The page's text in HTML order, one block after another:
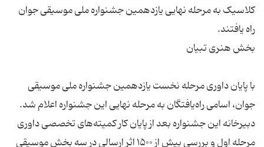
کلاسیک به مرحله نهایی یازدهمین جشنواره ملی موسیقی جوان
با پایان داوری مرحله نخست یازدهمین جشنواره ملی موسیقی
دبیرخانه این جشنواره بعد از پایان كار كمیته‌های تخصصی داوری
مرحله اول و بررسی بیش از ۱۵۰۰ اثر ارسالی در سه بخش موسیقی